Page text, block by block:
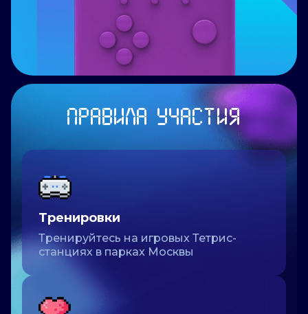
ПРАВИЛА УЧАСТИЯ
Тренировки
Тренируйтесь на игровых Тетрис-
станциях в парках Москвы